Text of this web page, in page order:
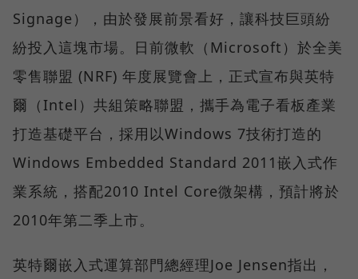
Signage），由於發展前景看好，讓科技巨頭紛
紛投入這塊市場。日前微軟（Microsoft）於全美
零售聯盟 (NRF) 年度展覽會上，正式宣布與英特
爾（Intel）共組策略聯盟，攜手為電子看板產業
打造基礎平台，採用以Windows 7技術打造的
Windows Embedded Standard 2011嵌入式作
業系統，搭配2010 Intel Core微架構，預計將於
2010年第二季上市。
英特爾嵌入式運算部門總經理Joe Jensen指出，